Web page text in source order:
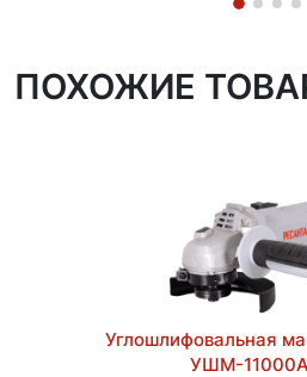
ПОХОЖИЕ
Углошлифовальная
УШМ-